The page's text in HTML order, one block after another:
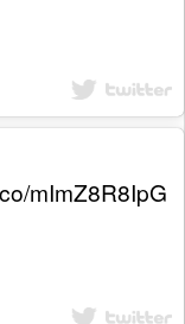
mImZ8R8IpG